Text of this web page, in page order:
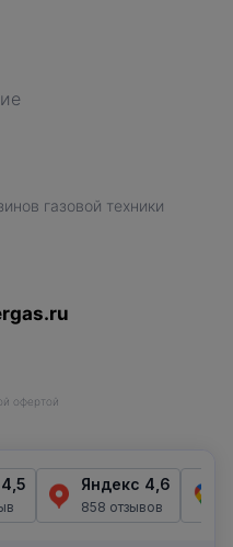
газовой техники
офертой